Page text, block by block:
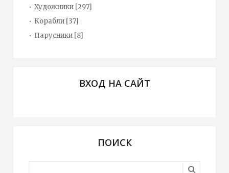
Художники [297]
Корабли [37]
Парусники [8]
ВХОД НА САЙТ
ПОИСК